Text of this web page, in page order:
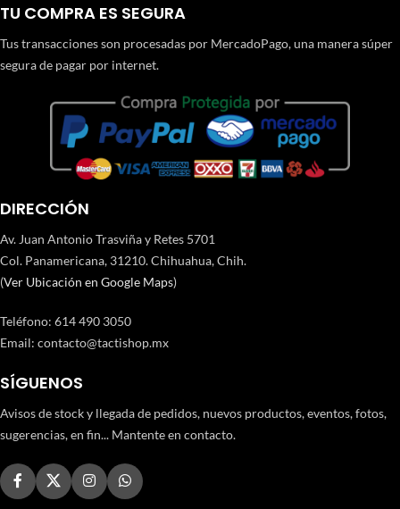
TU COMPRA ES SEGURA
Tus transacciones son procesadas por MercadoPago, una manera súper
segura de pagar por internet.
DIRECCIÓN
Av. Juan Antonio Trasviña y Retes 5701
Col. Panamericana, 31210. Chihuahua, Chih.
(Ver Ubicación en Google Maps)
Teléfono: 614 490 3050
Email: contacto@tactishop.mx
SÍGUENOS
Avisos de stock y llegada de pedidos, nuevos productos, eventos, fotos,
sugerencias, en fin... Mantente en contacto.